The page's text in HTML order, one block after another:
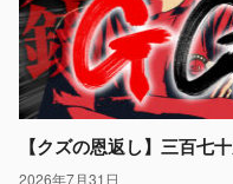
【クズの恩返し】三百七
2026年7月31日